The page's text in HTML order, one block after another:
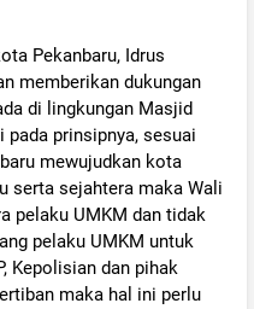
Pekanbaru, Idrus
memberikan dukungan
di lingkungan Masjid
pada prinsipnya, sesuai
mewujudkan kota
serta sejahtera maka Wali
pelaku UMKM dan tidak
pelaku UMKM untuk
Kepolisian dan pihak
maka hal ini perlu